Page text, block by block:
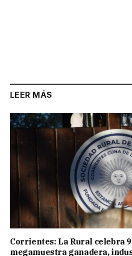
LEER MÁS
Corrientes: La Rural celebra
megamuestra ganadera,